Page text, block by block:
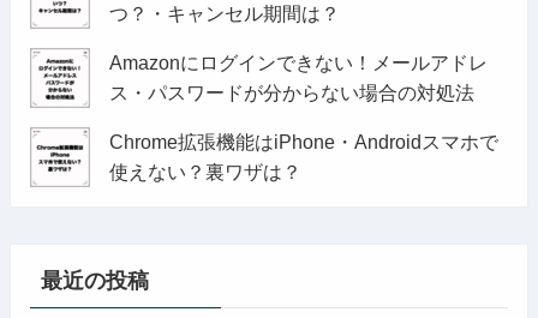
つ？・キャンセル期間は？
Amazonにログインできない！メールアドレ
ス・パスワードが分からない場合の対処法
Chrome拡張機能はiPhone・Androidスマホで
使えない？裏ワザは？
最近の投稿